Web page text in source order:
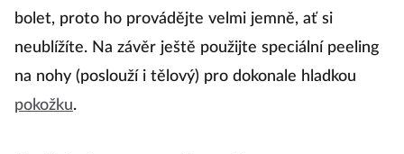
bolet, proto ho provádějte velmi jemně, ať si
neublížíte. Na závěr ještě použijte speciální peeling
na nohy (poslouží i tělový) pro dokonale hladkou
pokožku.